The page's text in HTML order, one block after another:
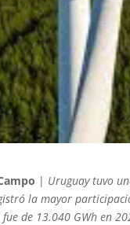
| Uruguay tuvo
la mayor
de 13.040 GWh en